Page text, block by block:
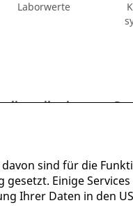
Laborwerte
sind für die
Einige
Ihrer Daten in den